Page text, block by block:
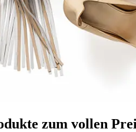
zum vollen